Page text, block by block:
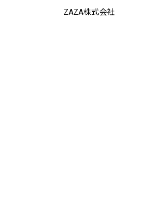
ZAZA株式会社